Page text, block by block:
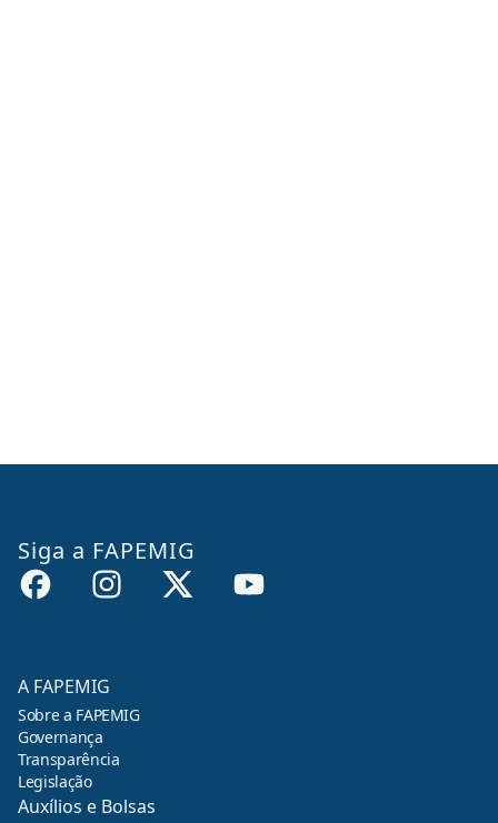
Siga a FAPEMIG
A FAPEMIG
Sobre a FAPEMIG
Governança
Transparência
Legislação
Auxílios e Bolsas